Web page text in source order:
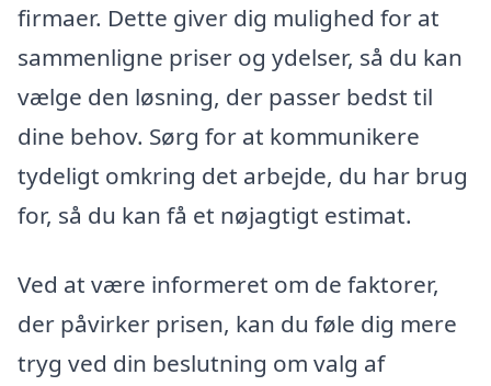
firmaer. Dette giver dig mulighed for at
sammenligne priser og ydelser, så du kan
vælge den løsning, der passer bedst til
dine behov. Sørg for at kommunikere
tydeligt omkring det arbejde, du har brug
for, så du kan få et nøjagtigt estimat.
Ved at være informeret om de faktorer,
der påvirker prisen, kan du føle dig mere
tryg ved din beslutning om valg af